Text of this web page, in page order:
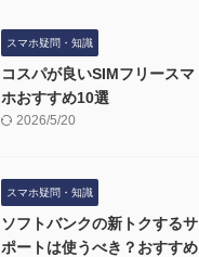
スマホ疑問・知識
コスパが良いSIMフリースマ
ホおすすめ10選
2026/5/20
スマホ疑問・知識
ソフトバンクの新トクするサ
ポートは使うべき？おすすめ